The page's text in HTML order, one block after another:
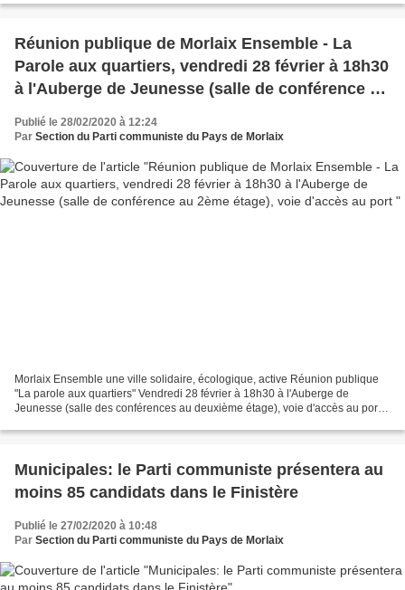
Réunion publique de Morlaix Ensemble - La
Parole aux quartiers, vendredi 28 février à 18h30
à l'Auberge de Jeunesse (salle de conférence au
2ème étage), voie d'accès au port
Publié le 28/02/2020 à 12:24
Par Section du Parti communiste du Pays de Morlaix
Morlaix Ensemble une ville solidaire, écologique, active Réunion publique
"La parole aux quartiers" Vendredi 28 février à 18h30 à l'Auberge de
Jeunesse (salle des conférences au deuxième étage), voie d'accès au port.
Municipales: le Parti communiste présentera au
moins 85 candidats dans le Finistère
Publié le 27/02/2020 à 10:48
Par Section du Parti communiste du Pays de Morlaix